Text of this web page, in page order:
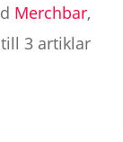
Merchbar,
3 artiklar